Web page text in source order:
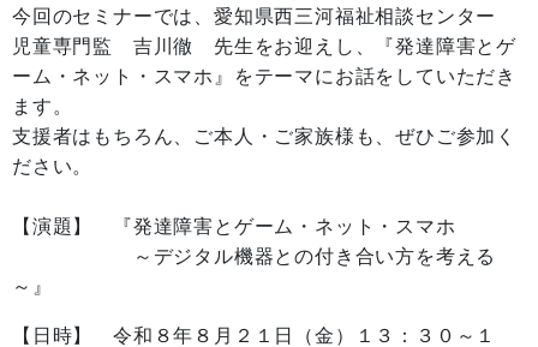
今回のセミナーでは、愛知県西三河福祉相談センター
児童専門監 吉川徹 先生をお迎えし、
『発達障害とゲ
ーム・ネット・スマホ』
をテーマにお話をしていただき
ます。
支援者はもちろん、ご本人・ご家族様も、ぜひご参加く
ださい。
【演題】
『発達障害とゲーム・ネット・スマホ
～デジタル機器との付き合い方を考える
～』
【日時】 令和８年８月２１日（金）１３：３０～１